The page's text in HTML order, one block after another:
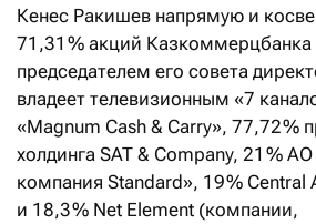
Кенес Ракишев напрямую и
71,31 % акций Казкоммерцбанка
председателем его совета
владеет телевизионным «7
«Magnum Cash & Carry», 77,72 %
холдинга SAT & Company, 21 %
компания Standard», 19 % Central
и 18,3 % Net Element (компании,